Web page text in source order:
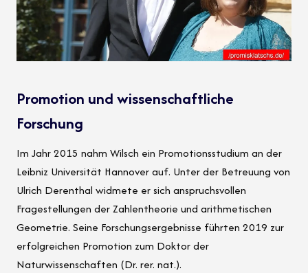
Promotion und wissenschaftliche
Forschung
Im Jahr 2015 nahm Wilsch ein Promotionsstudium an der
Leibniz Universität Hannover auf. Unter der Betreuung von
Ulrich Derenthal widmete er sich anspruchsvollen
Fragestellungen der Zahlentheorie und arithmetischen
Geometrie. Seine Forschungsergebnisse führten 2019 zur
erfolgreichen Promotion zum Doktor der
Naturwissenschaften (Dr. rer. nat.).